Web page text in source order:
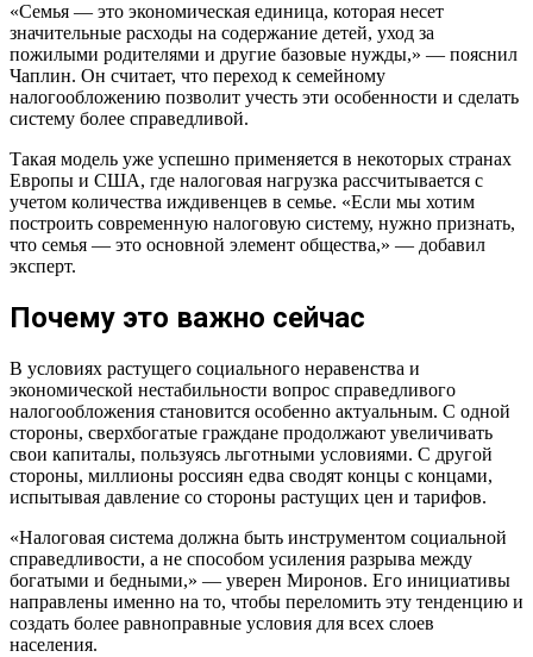
«Семья — это экономическая единица, которая несет
значительные расходы на содержание детей, уход за
пожилыми родителями и другие базовые нужды,» — пояснил
Чаплин. Он считает, что переход к семейному
налогообложению позволит учесть эти особенности и сделать
систему более справедливой.
Такая модель уже успешно применяется в некоторых странах
Европы и США, где налоговая нагрузка рассчитывается с
учетом количества иждивенцев в семье. «Если мы хотим
построить современную налоговую систему, нужно признать,
что семья — это основной элемент общества,» — добавил
эксперт.
Почему это важно сейчас
В условиях растущего социального неравенства и
экономической нестабильности вопрос справедливого
налогообложения становится особенно актуальным. С одной
стороны, сверхбогатые граждане продолжают увеличивать
свои капиталы, пользуясь льготными условиями. С другой
стороны, миллионы россиян едва сводят концы с концами,
испытывая давление со стороны растущих цен и тарифов.
«Налоговая система должна быть инструментом социальной
справедливости, а не способом усиления разрыва между
богатыми и бедными,» — уверен Миронов. Его инициативы
направлены именно на то, чтобы переломить эту тенденцию и
создать более равноправные условия для всех слоев
населения.